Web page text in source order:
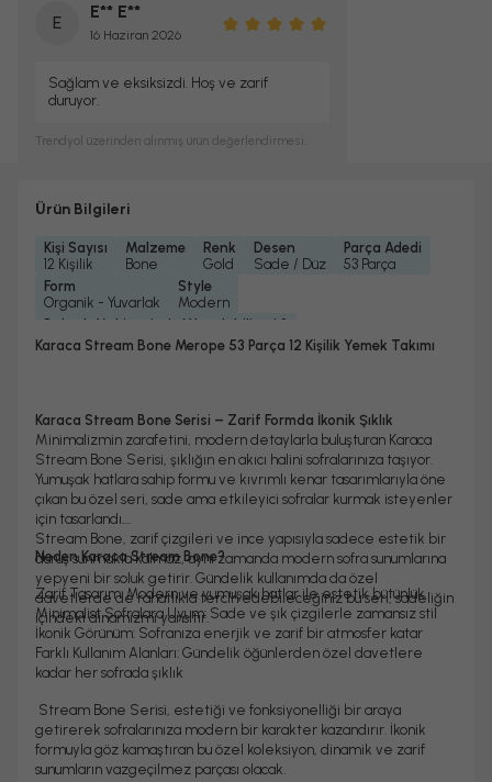
E
E** E**
16 Haziran 2026
Sağlam ve eksiksizdi. Hoş ve zarif
duruyor.
Trendyol üzerinden alınmış ürün değerlendirmesi.
Ürün Bilgileri
Kişi Sayısı
12 Kişilik
Malzeme
Bone
Renk
Gold
Desen
Sade / Düz
Parça Adedi
53 Parça
Form
Organik - Yuvarlak
Style
Modern
Bulaşık Makinesinde Yıkanılabilir mi ?
Bulaşık Makinesinde Yıkanılabilir
2 Yıl
Karaca Stream Bone Merope 53 Parça 12 Kişilik Yemek Takımı
Karaca Stream Bone Serisi – Zarif Formda İkonik Şıklık
Minimalizmin zarafetini, modern detaylarla buluşturan Karaca
Stream Bone Serisi, şıklığın en akıcı halini sofralarınıza taşıyor.
Yumuşak hatlara sahip formu ve kıvrımlı kenar tasarımlarıyla öne
çıkan bu özel seri, sade ama etkileyici sofralar kurmak isteyenler
için tasarlandı.
Stream Bone, zarif çizgileri ve ince yapısıyla sadece estetik bir
duruş sunmakla kalmaz, aynı zamanda modern sofra sunumlarına
yepyeni bir soluk getirir. Gündelik kullanımda da özel
davetlerde de rahatlıkla tercih edebileceğiniz bu seri, sadeliğin
içindeki dinamizmi yansıtır.
Neden Karaca Stream Bone?
Zarif Tasarım: Modern ve yumuşak hatlar ile estetik bütünlük
Minimalist Sofralara Uyum: Sade ve şık çizgilerle zamansız stil
İkonik Görünüm: Sofranıza enerjik ve zarif bir atmosfer katar
Farklı Kullanım Alanları: Gündelik öğünlerden özel davetlere
kadar her sofrada şıklık
Stream Bone Serisi, estetiği ve fonksiyonelliği bir araya
getirerek sofralarınıza modern bir karakter kazandırır. İkonik
formuyla göz kamaştıran bu özel koleksiyon, dinamik ve zarif
sunumların vazgeçilmez parçası olacak.